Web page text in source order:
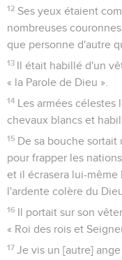
12 Ses yeux étaient
nombreuses
que personne d'autre
13 Il était habillé d'un
« la Parole de Dieu ».
14 Les armées célestes
chevaux blancs et
15 De sa bouche sortait
pour frapper les
et il écrasera lui-même
l'ardente colère du
16 Il portait sur son
« Roi des rois et
17 Je vis un [autre]